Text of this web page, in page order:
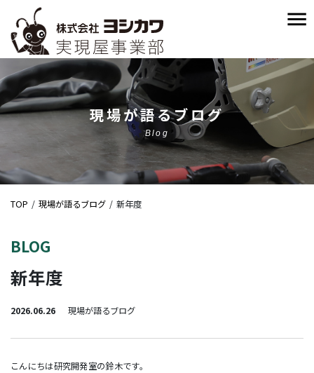
現場が語るブログ
Blog
TOP 現場が語るブログ 新年度
BLOG
新年度
2026.06.26 現場が語るブログ
こんにちは研究開発室の鈴木です。